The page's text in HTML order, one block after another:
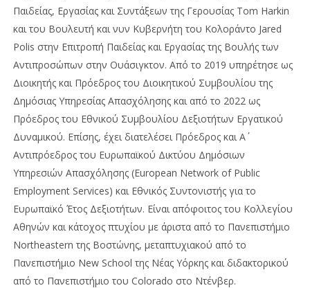
Παιδείας, Εργασίας και Συντάξεων της Γερουσίας Tom Harkin
και του Βουλευτή και νυν Κυβερνήτη του Κολοράντο Jared
Polis στην Επιτροπή Παιδείας και Εργασίας της Βουλής των
Αντιπροσώπων στην Ουάσιγκτον. Από το 2019 υπηρέτησε ως
Διοικητής και Πρόεδρος του Διοικητικού Συμβουλίου της
Δημόσιας Υπηρεσίας Απασχόλησης και από το 2022 ως
Πρόεδρος του Εθνικού Συμβουλίου Δεξιοτήτων Εργατικού
Δυναμικού. Επίσης, έχει διατελέσει Πρόεδρος και Α΄
Αντιπρόεδρος του Ευρωπαϊκού Δικτύου Δημόσιων
Υπηρεσιών Απασχόλησης (European Network of Public
Employment Services) και Εθνικός Συντονιστής για το
Ευρωπαϊκό Έτος Δεξιοτήτων. Είναι απόφοιτος του Κολλεγίου
Αθηνών και κάτοχος πτυχίου με άριστα από το Πανεπιστήμιο
Northeastern της Βοστώνης, μεταπτυχιακού από το
Πανεπιστήμιο New School της Νέας Υόρκης και διδακτορικού
από το Πανεπιστήμιο του Colorado στο Ντένβερ.